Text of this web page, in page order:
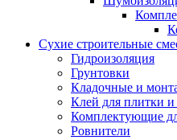
Сухие строительные
Гидроизоляция
Грунтовки
Кладочные и
Клей для плитки и
Комплектующие
Ровнители